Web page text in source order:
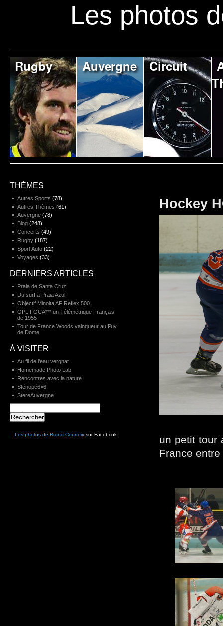
Les photos
Rugby Auvergne Circuit
Hockey
un petit tour
France
THÈMES
Autres Sports (78)
Autres Thèmes (61)
Auvergne (78)
Blog (248)
Concerts (49)
Rugby (187)
Sport Auto (22)
Voyages (33)
DERNIERS ARTICLES
Praia de Santa Cruz
Du surf à Praia Azul
Objectif Minolta AF Reflex 500
OPL FOCA*** un Télémétrique Français
de 1955
Tour de France Woods vainqueur au Puy
de Dome
À VISITER
Au fil de l'eau vergnat
Homemade Photo Lab
Rencontres avec la nature
Sténopé6×6
StereAuvergne
Les photos de Bruno Courteix sur Facebook